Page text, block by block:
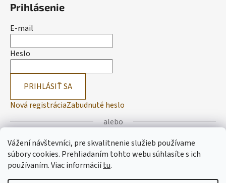
Vážení návštevníci, pre skvalitnenie služieb používame
súbory cookies. Prehliadaním tohto webu súhlasíte s ich
používaním.Viac informáciítu.
Prihlásenie
E-mail
Heslo
PRIHLÁSIŤ SA
Nová registráciaZabudnuté heslo
alebo
Prihlásiť sa cez Facebook
Prihlásiť sa cez Google